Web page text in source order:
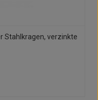
Stahlkragen, verzinkte